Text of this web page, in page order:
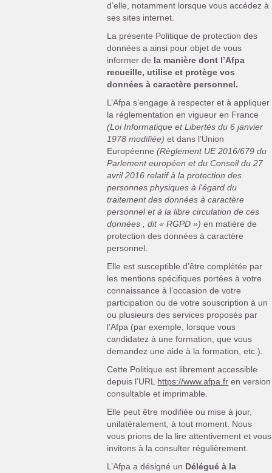
d’elle, notamment lorsque vous accédez à
ses sites internet.
La présente Politique de protection des
données a ainsi pour objet de vous
informer de la manière dont l’Afpa
recueille, utilise et protège vos
données à caractère personnel.
L’Afpa s’engage à respecter et à appliquer
la réglementation en vigueur en France
(Loi Informatique et Libertés du 6 janvier
1978 modifiée) et dans l’Union
Européenne(Règlement UE 2016/679 du
Parlement européen et du Conseil du 27
avril 2016 relatif à la protection des
personnes physiques à l'égard du
traitement des données à caractère
personnel et à la libre circulation de ces
données , dit « RGPD ») en matière de
protection des données à caractère
personnel.
Elle est susceptible d’être complétée par
les mentions spécifiques portées à votre
connaissance à l’occasion de votre
participation ou de votre souscription à un
ou plusieurs des services proposés par
l’Afpa (par exemple, lorsque vous
candidatez à une formation, que vous
demandez une aide à la formation, etc.).
Cette Politique est librement accessible
depuis l’URL https://www.afpa.fr en version
consultable et imprimable.
Elle peut être modifiée ou mise à jour,
unilatéralement, à tout moment. Nous
vous prions de la lire attentivement et vous
invitons à la consulter régulièrement.
L’Afpa a désigné un Délégué à la